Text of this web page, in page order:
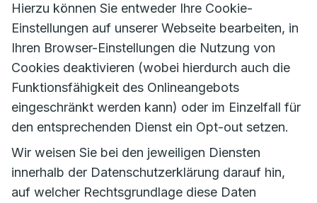
Hierzu können Sie entweder Ihre Cookie-
Einstellungen auf unserer Webseite bearbeiten, in
Ihren Browser-Einstellungen die Nutzung von
Cookies deaktivieren (wobei hierdurch auch die
Funktionsfähigkeit des Onlineangebots
eingeschränkt werden kann) oder im Einzelfall für
den entsprechenden Dienst ein Opt-out setzen.
Wir weisen Sie bei den jeweiligen Diensten
innerhalb der Datenschutzerklärung darauf hin,
auf welcher Rechtsgrundlage diese Daten